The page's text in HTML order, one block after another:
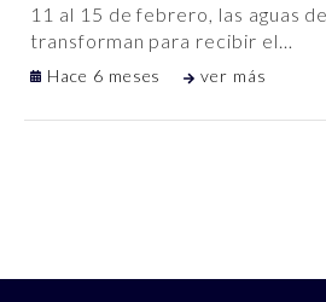
11 al 15 de febrero, las aguas
transforman para recibir el…
Hace 6 meses ver más